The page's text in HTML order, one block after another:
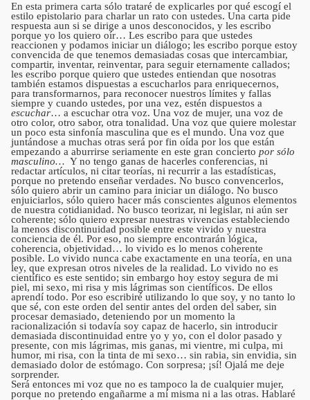
En esta primera carta sólo trataré de explicarles por qué escogí el
estilo epistolario para charlar un rato con ustedes. Una carta pide
respuesta aun si se dirige a unos desconocidos, y les escribo
porque yo los quiero oír… Les escribo para que ustedes
reaccionen y podamos iniciar un diálogo; les escribo porque estoy
convencida de que tenemos demasiadas cosas que intercambiar,
compartir, inventar, reinventar, para seguir eternamente callados;
les escribo porque quiero que ustedes entiendan que nosotras
también estamos dispuestas a escucharlos para enriquecernos,
para transformarnos, para reconocer nuestros límites y fallas
siempre y cuando ustedes, por una vez, estén dispuestos a
escuchar… a escuchar otra voz. Una voz de mujer, una voz de
otro color, otro sabor, otra tonalidad. Una voz que quiere molestar
un poco esta sinfonía masculina que es el mundo. Una voz que
juntándose a muchas otras será por fin oída por los que están
empezando a aburrirse seriamente en este gran concierto por sólo
masculino… Y no tengo ganas de hacerles conferencias, ni
redactar artículos, ni citar teorías, ni recurrir a las estadísticas,
porque no pretendo enseñar verdades. No busco convencerlos,
sólo quiero abrir un camino para iniciar un diálogo. No busco
enjuiciarlos, sólo quiero hacer más conscientes algunos elementos
de nuestra cotidianidad. No busco teorizar, ni legislar, ni aún ser
coherente; sólo quiero expresar nuestras vivencias estableciendo
la menos discontinuidad posible entre este vivido y nuestra
conciencia de él. Por eso, no siempre encontrarán lógica,
coherencia, objetividad… lo vivido es lo menos coherente
posible. Lo vivido nunca cabe exactamente en una teoría, en una
ley, que expresan otros niveles de la realidad. Lo vivido no es
científico es este sentido; sin embargo hoy estoy segura de mi
piel, mi sexo, mi risa y mis lágrimas son científicos. De ellos
aprendí todo. Por eso escribiré utilizando lo que soy, y no tanto lo
que sé, con este orden del sentir antes del orden del saber, sin
procesar demasiado, deteniendo por un momento la
racionalización si todavía soy capaz de hacerlo, sin introducir
demasiada discontinuidad entre yo y yo, con el dolor pasado y
presente, con mis lágrimas, mis ganas, mi vientre, mi culpa, mi
humor, mi risa, con la tinta de mi sexo… sin rabia, sin envidia, sin
demasiado dolor de estómago. Con sorpresa; ¡sí! Ojalá me deje
sorprender.
Será entonces mi voz que no es tampoco la de cualquier mujer,
porque no pretendo engañarme a mí misma ni a las otras. Hablaré